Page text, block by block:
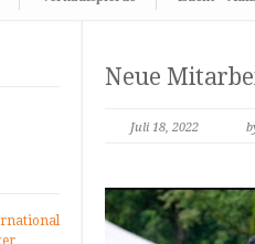
Neue
Juli 18, 2022